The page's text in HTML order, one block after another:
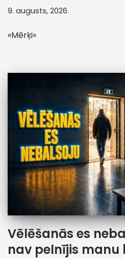
9. augusts, 2026.
«Mērķi»
Vēlēšanās es
nav pelnījis manu